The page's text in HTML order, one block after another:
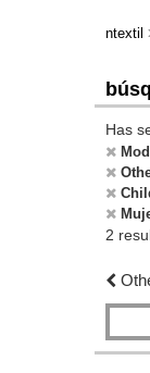
ntextil
Has
2